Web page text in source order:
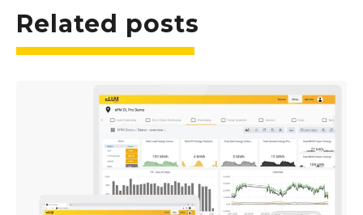
Related posts